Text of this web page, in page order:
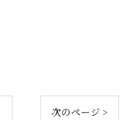
次のページ >